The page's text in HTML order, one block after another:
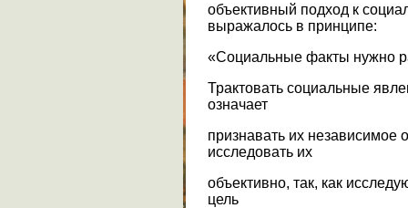
объективный подход к
выражалось в принципе:
«Социальные факты нужно
Трактовать социальные
означает
признавать их независимое
исследовать их
объективно, так, как
цель